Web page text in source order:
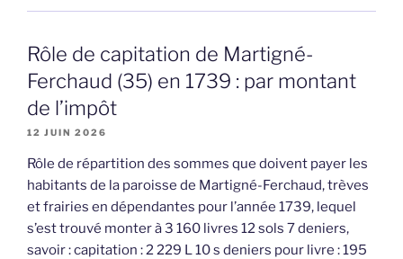
Rôle de capitation de Martigné-
Ferchaud (35) en 1739 : par montant
de l’impôt
12 JUIN 2026
Rôle de répartition des sommes que doivent payer les
habitants de la paroisse de Martigné-Ferchaud, trèves
et frairies en dépendantes pour l’année 1739, lequel
s’est trouvé monter à 3 160 livres 12 sols 7 deniers,
savoir : capitation : 2 229 L 10 s deniers pour livre : 195